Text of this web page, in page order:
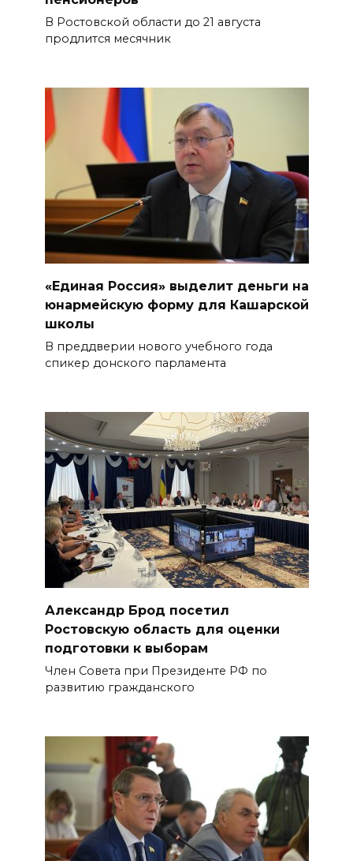
В Ростовской области до 21 августа
продлится месячник
«Единая Россия» выделит деньги на
юнармейскую форму для Кашарской
школы
В преддверии нового учебного года
спикер донского парламента
Александр Брод посетил
Ростовскую область для оценки
подготовки к выборам
Член Совета при Президенте РФ по
развитию гражданского